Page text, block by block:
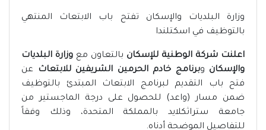
وزارة البلديات والإسكان تفتح باب الابتعاث المنتهي
بالتوظيف في اسكتلندا
اعلنت شركة الوطنية للإسكان بالتعاون مع وزارة البلديات
والإسكان وبرنامج خادم الحرمين الشريفين للابتعاث
عن
فتح باب التقديم لبرنامج الابتعاث المبتدئ بالتوظيف
ضمن مسار (واعد) للحصول على درجة الماجستير من
جامعة ستراثكلايد بالمملكة المتحدة، وذلك وفقاً
للتفاصيل الموضحة أدناه.